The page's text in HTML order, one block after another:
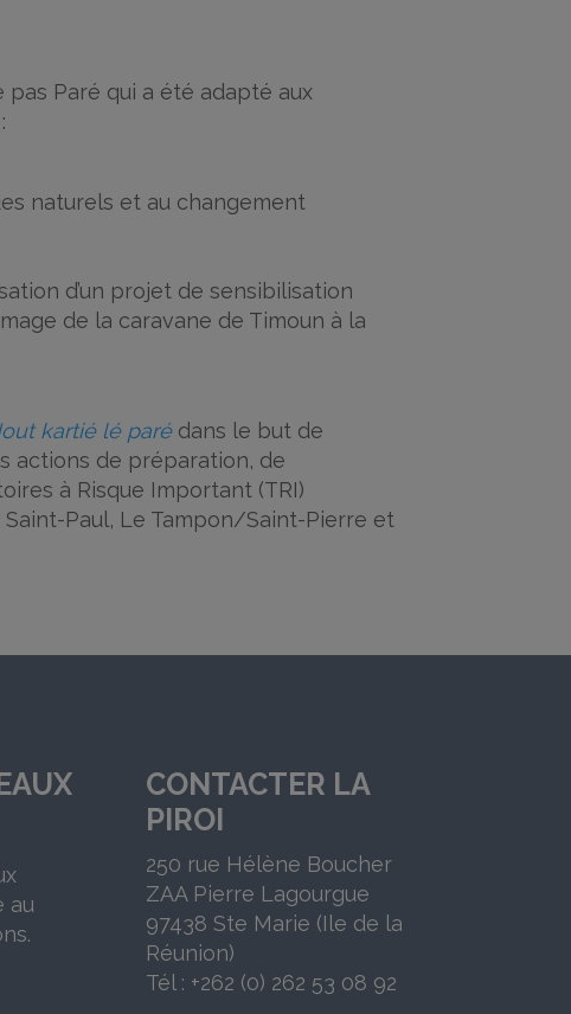
Paré qui a été adapté aux
naturels et au changement
d’un projet de sensibilisation
de la caravane de Timoun à la
kartié lé parédans le but de
actions de préparation, de
à Risque Important (TRI)
Paul, Le Tampon/Saint-Pierre et
au
CONTACTER LA
PIROI
250 rue Hélène Boucher
ZAA Pierre Lagourgue
97438 Ste Marie (Ile de la
Réunion)
Tél : +262 (0) 262 53 08 92